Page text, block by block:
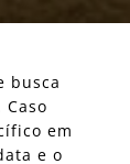
busca
em
e o